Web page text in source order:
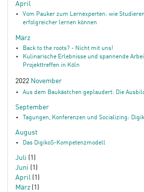
April
Vom Pauker zum Lernexperten: wie
erfolgreicher lernen können
März
Back to the roots? - Nicht mit uns!
Kulinarische Erlebnisse und spannende
Projekttreffen in Köln
2022 November
Aus dem Baukästchen geplaudert: Die
September
Tagungen, Konferenzen und Socializing:
August
Das DigikoS-Kompetenzmodell
Juli (1)
Juni (1)
April (1)
März (1)